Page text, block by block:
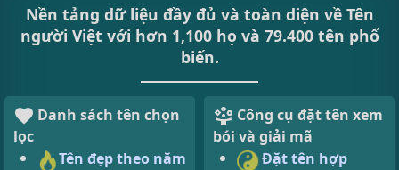
Nền tảng dữ liệu đầy đủ và toàn diện về Tên
người Việt với hơn 1,100 họ và 79.400 tên phổ
biến.
Danh sách tên chọn
lọc
Tên đẹp theo năm
Công cụ đặt tên xem
bói và giải mã
Đặt tên hợp